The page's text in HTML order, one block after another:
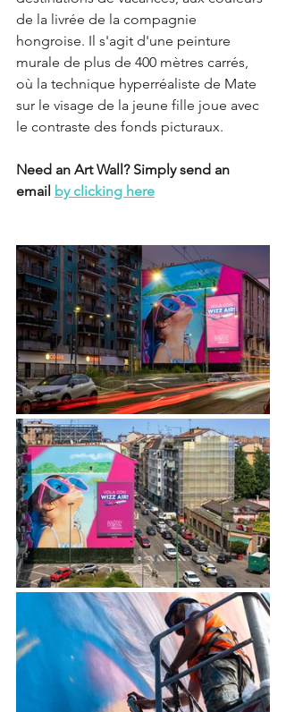
de la livrée de la compagnie
hongroise. Il s'agit d'une peinture
murale de plus de 400 mètres carrés,
où la technique hyperréaliste de Mate
sur le visage de la jeune fille joue avec
le contraste des fonds picturaux.
Need an Art Wall? Simply send an
email by clicking here